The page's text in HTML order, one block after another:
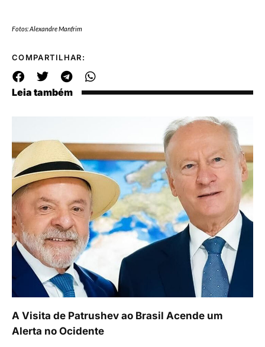
Fotos: Alexandre Manfrim
COMPARTILHAR:
Leia também
A Visita de Patrushev ao Brasil Acende um
Alerta no Ocidente